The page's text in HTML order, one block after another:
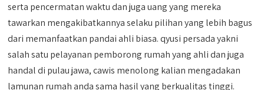
serta pencermatan waktu dan juga uang yang mereka
tawarkan mengakibatkannya selaku pilihan yang lebih bagus
dari memanfaatkan pandai ahli biasa. qyusi persada yakni
salah satu pelayanan pemborong rumah yang ahli dan juga
handal di pulau jawa, cawis menolong kalian mengadakan
lamunan rumah anda sama hasil yang berkualitas tinggi.